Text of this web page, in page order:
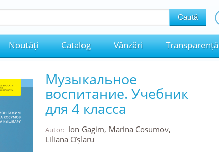
Noutăţi Catalog Vânzări Transparență
Музыкальное
воспитание. Учебник
для 4 класса
Autor: Ion Gagim, Marina Cosumov,
Liliana Cîșlaru